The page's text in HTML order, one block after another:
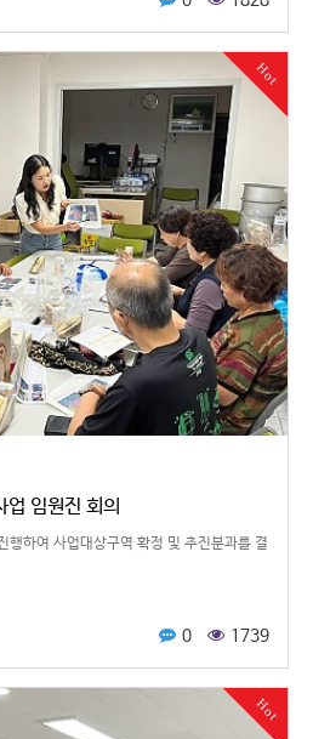
Hot
임원진 회의
행하여 사업대상구역 확정 및 추진분과를 결
0 1739
Hot